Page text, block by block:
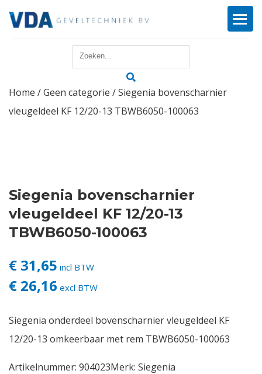
Reparatie
Producten
Offerte
Contact
Login
Home /Geen categorie / Siegenia bovenscharnier
vleugeldeel KF 12/20-13 TBWB6050-100063
Siegenia bovenscharnier
vleugeldeel KF 12/20-13
TBWB6050-100063
€ 31,65 incl BTW
€ 26,16 excl BTW
Siegenia onderdeel bovenscharnier vleugeldeel KF
12/20-13 omkeerbaar met rem TBWB6050-100063
Artikelnummer: 904023Merk: Siegenia